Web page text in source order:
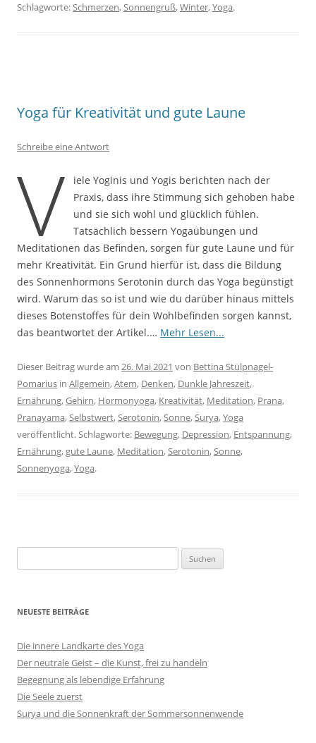
Schlagworte:Schmerzen,Sonnengruß,Winter,Yoga.
Yoga für Kreativität und gute Laune
Schreibe eine Antwort
V
iele Yoginis und Yogis berichten nach der
Praxis, dass ihre Stimmung sich gehoben habe
und sie sich wohl und glücklich fühlen.
Tatsächlich bessern Yogaübungen und
Meditationen das Befinden, sorgen für gute Laune und für
mehr Kreativität. Ein Grund hierfür ist, dass die Bildung
des Sonnenhormons Serotonin durch das Yoga begünstigt
wird. Warum das so ist und wie du darüber hinaus mittels
dieses Botenstoffes für dein Wohlbefinden sorgen kannst,
das beantwortet der Artikel.… Mehr Lesen...
Dieser Beitrag wurde am 26. Mai 2021 von Bettina Stülpnagel-
Pomarius in Allgemein,Atem, Denken, Dunkle Jahreszeit,
Ernährung,Gehirn, Hormonyoga, Kreativität, Meditation, Prana,
Pranayama,Selbstwert,Serotonin,Sonne,Surya,Yoga
veröffentlicht. Schlagworte: Bewegung, Depression, Entspannung,
Ernährung, gute Laune, Meditation,Serotonin,Sonne,
Sonnenyoga,Yoga.
nach:
NEUESTE BEITRÄGE
Die innere Landkarte des Yoga
Der neutrale Geist – die Kunst, frei zu handeln
Begegnung als lebendige Erfahrung
Die Seele zuerst
Surya und die Sonnenkraft der Sommersonnenwende